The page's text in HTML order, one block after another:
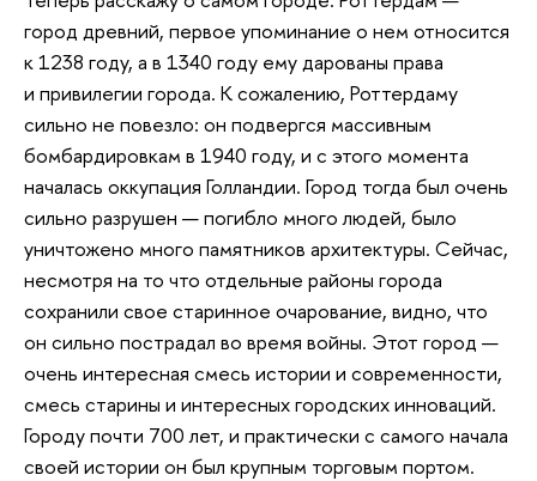
город древний, первое упоминание о нем относится
к 1238 году, а в 1340 году ему дарованы права
и привилегии города. К сожалению, Роттердаму
сильно не повезло: он подвергся массивным
бомбардировкам в 1940 году, и с этого момента
началась оккупация Голландии. Город тогда был очень
сильно разрушен — погибло много людей, было
уничтожено много памятников архитектуры. Сейчас,
несмотря на то что отдельные районы города
сохранили свое старинное очарование, видно, что
он сильно пострадал во время войны. Этот город —
очень интересная смесь истории и современности,
смесь старины и интересных городских инноваций.
Городу почти 700 лет, и практически с самого начала
своей истории он был крупным торговым портом.